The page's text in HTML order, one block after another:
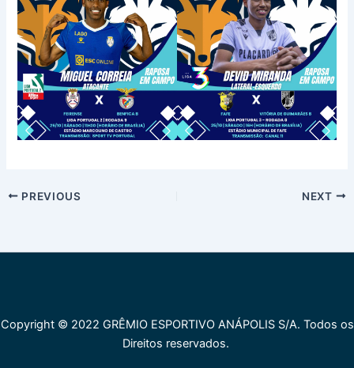
PREVIOUS NEXT
Copyright © 2022 GRÊMIO ESPORTIVO ANÁPOLIS S/A. Todos os
Direitos reservados.